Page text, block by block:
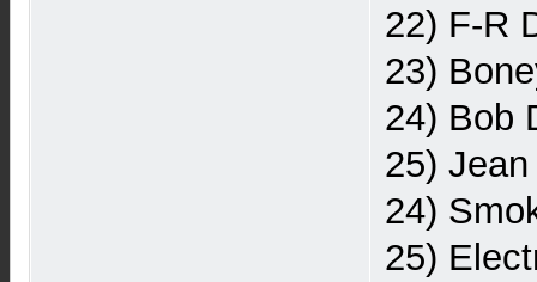
22) F-R
23)
24) Bob
25)
24)
25)